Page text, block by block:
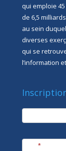
qui emploie
de 6,5
au sein
diverses
qui se
l’information
newsletter
*